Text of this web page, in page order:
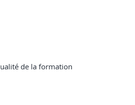
de la formation